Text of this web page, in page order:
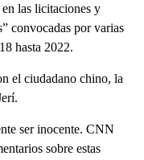
las licitaciones y
convocadas por varias
hasta 2022.
el ciudadano chino, la
ser inocente. CNN
sobre estas